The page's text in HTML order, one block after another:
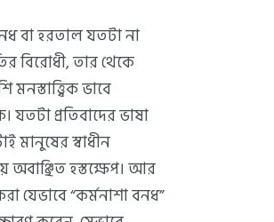
বা হরতাল যতটা না
বিরোধী, তার থেকে
ভাবে
যতটা প্রতিবাদের ভাষা
মানুষের স্বাধীন
অবাঞ্ছিত হস্তক্ষেপ। আর
যেভাবে “কর্মনাশা বনধ”